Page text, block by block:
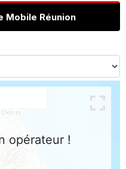
Mobile Réunion